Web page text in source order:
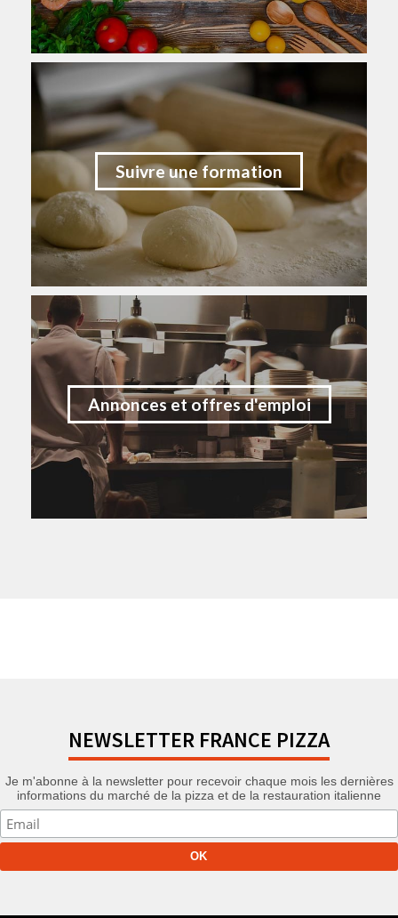
Suivre une formation
Annonces et offres d'emploi
NEWSLETTER FRANCE PIZZA
Je m'abonne à la newsletter pour recevoir chaque mois les dernières
informations du marché de la pizza et de la restauration italienne